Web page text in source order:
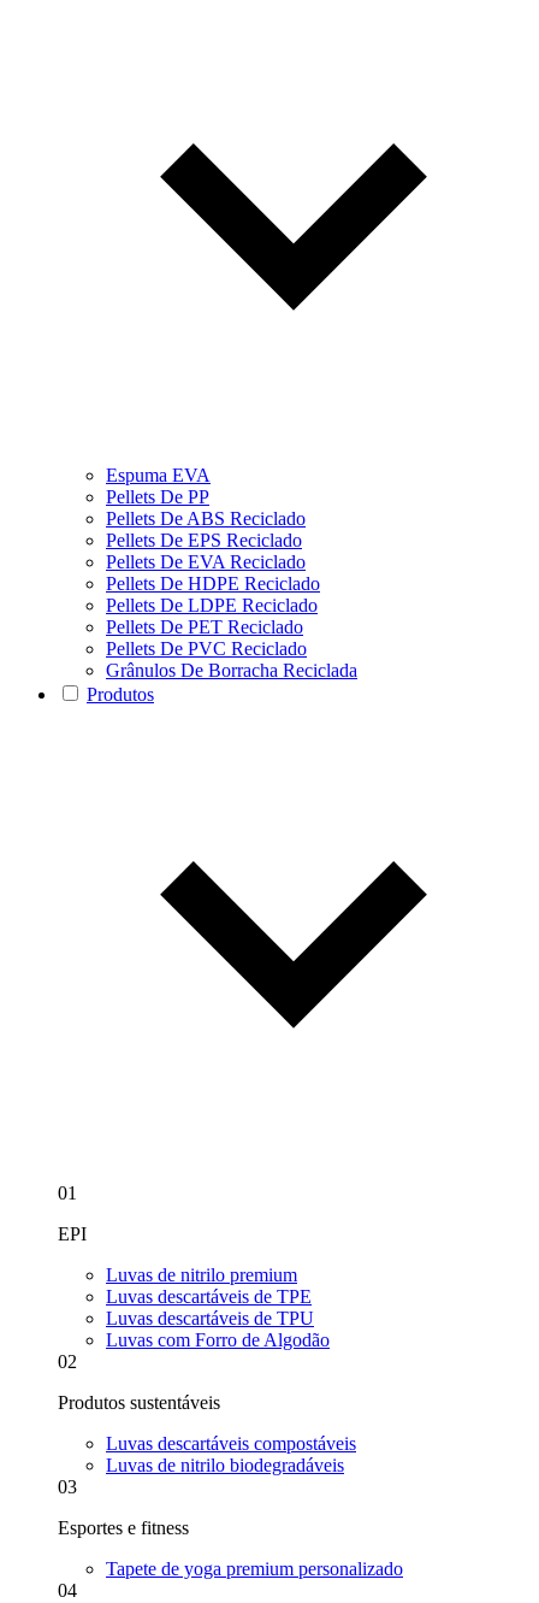
Espuma EVA
Pellets De PP
Pellets De ABS Reciclado
Pellets De EPS Reciclado
Pellets De EVA Reciclado
Pellets De HDPE Reciclado
Pellets De LDPE Reciclado
Pellets De PET Reciclado
Pellets De PVC Reciclado
Grânulos De Borracha Reciclada
Produtos
01
EPI
Luvas de nitrilo premium
Luvas descartáveis de TPE
Luvas descartáveis de TPU
Luvas com Forro de Algodão
02
Produtos sustentáveis
Luvas descartáveis compostáveis
Luvas de nitrilo biodegradáveis
03
Esportes e fitness
Tapete de yoga premium personalizado
04